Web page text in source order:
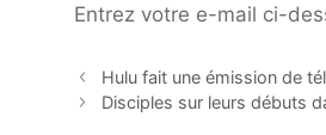
Entrez votre e-mail ci-
Hulu fait une émission de
Disciples sur leurs débuts